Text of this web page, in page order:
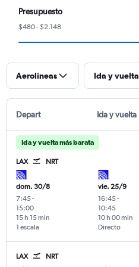
Presupuesto
$480 - $2.148
Aerolíneas Ida y vuelta
Depart Ida y vuelta
Ida y vuelta más barata
LAX NRT
dom. 30/8
7:45-
15:00
1 escala
15 h 15 min
vie. 25/9
16:45-
10:45
Directo
10 h 00 min
LAX NRT